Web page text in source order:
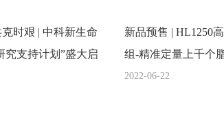
时艰 | 中科新生命
究支持计划”盛大启
新品预售 | HL1250
组-精准定量上千个
2022-06-22